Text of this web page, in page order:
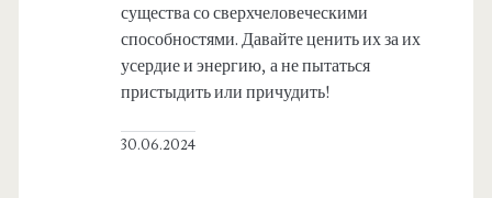
существа со сверхчеловеческими
способностями. Давайте ценить их за их
усердие и энергию, а не пытаться
пристыдить или причудить!
30.06.2024